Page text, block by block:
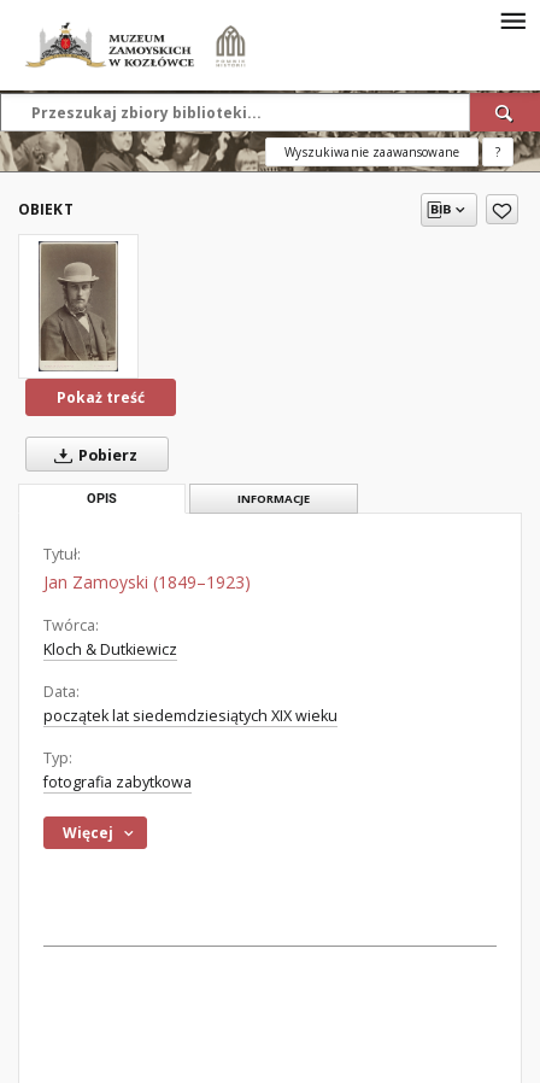
Wyszukiwanie zaawansowane ?
OBIEKT
Pokaż treść
Pobierz
OPIS INFORMACJE
Tytuł:
Jan Zamoyski (1849–1923)
Twórca:
Kloch & Dutkiewicz
Data:
początek lat siedemdziesiątych XIX wieku
Typ:
fotografia zabytkowa
Więcej